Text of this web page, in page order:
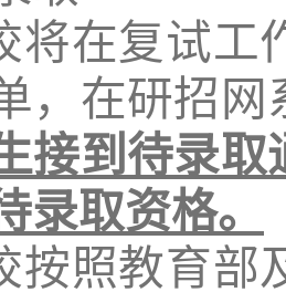
将在复试工
，在研招
接到待录
录取资格。
按照教育部